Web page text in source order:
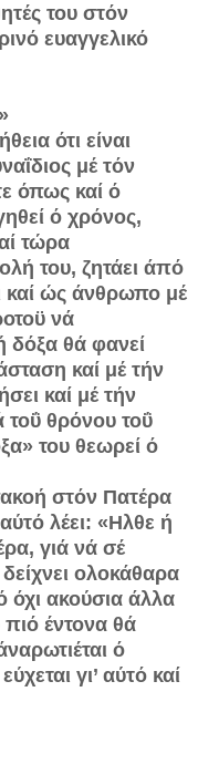
του στόν
ευαγγελικό
ότι είναι
μέ τόν
όπως καί ό
ό χρόνος,
τώρα
του, ζητάει άπό
καί ώς άνθρωπο μέ
νά
δόξα θά φανεί
καί μέ τήν
καί μέ τήν
τοΰ θρόνου τοΰ
του θεωρεί ό
στόν Πατέρα
λέει: «Ηλθε ή
γιά νά σέ
ολοκάθαρα
όχι ακούσια άλλα
έντονα θά
ό
γι’ αύτό καί